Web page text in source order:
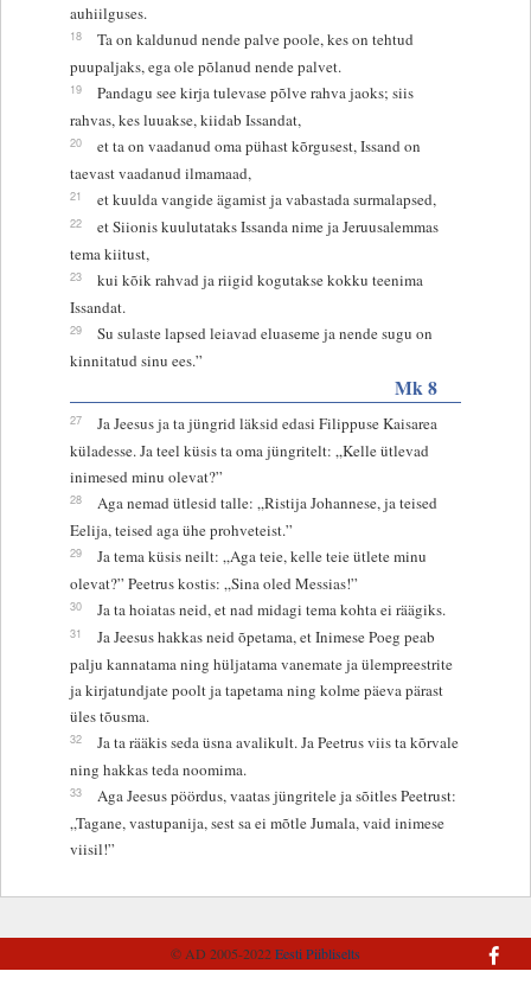
auhiilguses.
18
Ta on kaldunud nende palve poole, kes on tehtud
puupaljaks, ega ole põlanud nende palvet.
19
Pandagu see kirja tulevase põlve rahva jaoks; siis
rahvas, kes luuakse, kiidab Issandat,
20
et ta on vaadanud oma pühast kõrgusest, Issand on
taevast vaadanud ilmamaad,
21 et kuulda vangide ägamist ja vabastada surmalapsed,
22
et Siionis kuulutataks Issanda nime ja Jeruusalemmas
tema kiitust,
23
kui kõik rahvad ja riigid kogutakse kokku teenima
Issandat.
29
Su sulaste lapsed leiavad eluaseme ja nende sugu on
kinnitatud sinu ees.”
Mk 8
27
Ja Jeesus ja ta jüngrid läksid edasi Filippuse Kaisarea
küladesse. Ja teel küsis ta oma jüngritelt: „Kelle ütlevad
inimesed minu olevat?”
28
Aga nemad ütlesid talle: „Ristija Johannese, ja teised
Eelija, teised aga ühe prohveteist.”
29
Ja tema küsis neilt: „Aga teie, kelle teie ütlete minu
olevat?” Peetrus kostis: „Sina oled Messias!”
30 Ja ta hoiatas neid, et nad midagi tema kohta ei räägiks.
31
Ja Jeesus hakkas neid õpetama, et Inimese Poeg peab
palju kannatama ning hüljatama vanemate ja ülempreestrite
ja kirjatundjate poolt ja tapetama ning kolme päeva pärast
üles tõusma.
32
Ja ta rääkis seda üsna avalikult. Ja Peetrus viis ta kõrvale
ning hakkas teda noomima.
33
Aga Jeesus pöördus, vaatas jüngritele ja sõitles Peetrust:
„Tagane, vastupanija, sest sa ei mõtle Jumala, vaid inimese
viisil!”
© AD 2005-2022Eesti Piibliselts